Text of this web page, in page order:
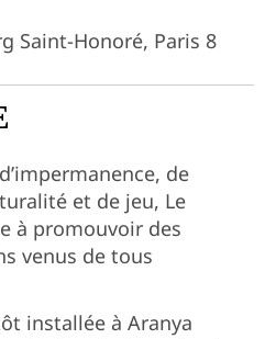
Saint-Honoré, Paris 8
de
et de jeu, Le
à promouvoir des
venus de tous
installée à Aranya